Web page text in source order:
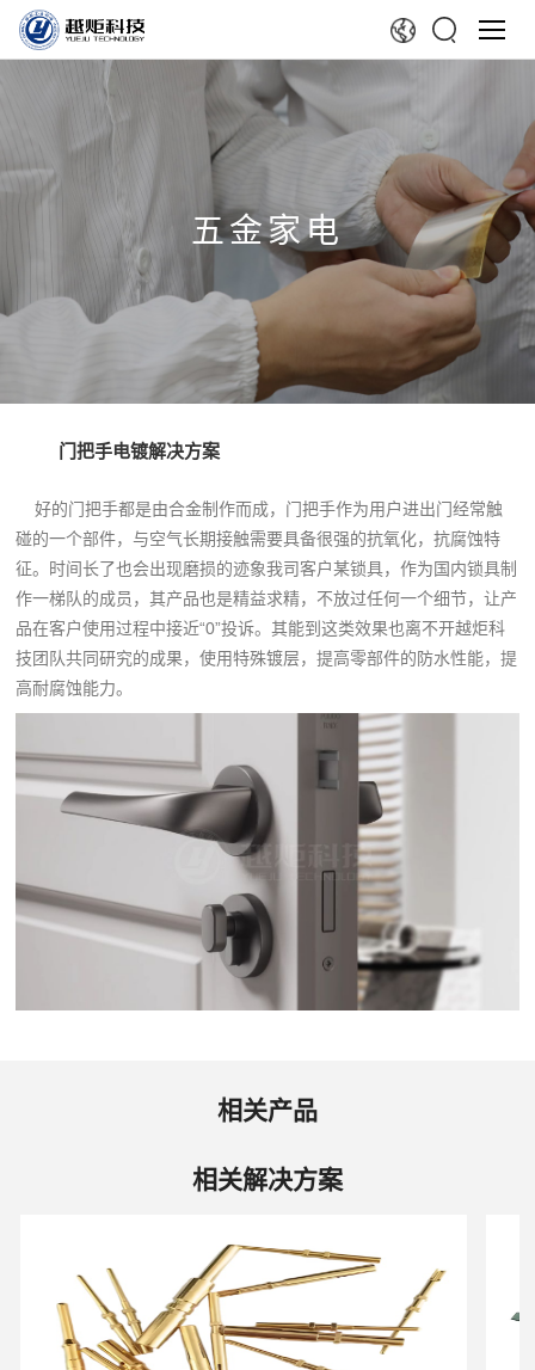
五金家电
门把手电镀解决方案
好的门把手都是由合金制作而成， 门把手作为用户进出门经常触
碰的一个部件，与空气长期接触需要具备很强的抗氧化，抗腐蚀特
征。 时间长了也会出现磨损的迹象我司客户某锁具，作为国内锁具制
作一梯队的成员，其产品也是精益求精，不放过任何一个细节，让产
品在客户使用过程中接近“0”投诉。其能到这类效果也离不开越炬科
技团队共同研究的成果，使用特殊镀层，提高零部件的防水性能，提
高耐腐蚀能力。
相关产品
相关解决方案